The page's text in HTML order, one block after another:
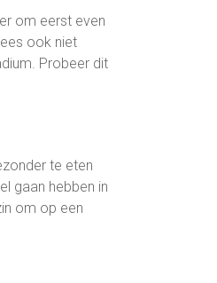
om eerst even
ook niet
Probeer dit
te eten
gaan hebben in
om op een